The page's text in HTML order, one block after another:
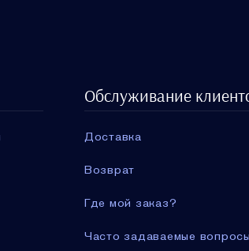
Обслуживание
Доставка
Возврат
Где мой заказ?
Часто задаваемые вопросы